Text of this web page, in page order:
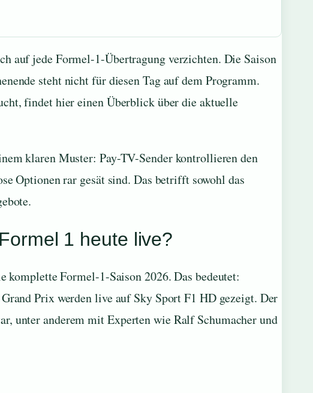
auf jede Formel-1-Übertragung verzichten. Die Saison
steht nicht für diesen Tag auf dem Programm.
findet hier einen Überblick über die aktuelle
klaren Muster: Pay-TV-Sender kontrollieren den
Optionen rar gesät sind. Das betrifft sowohl das
1 heute live?
Formel-1-Saison 2026. Das bedeutet:
Prix werden live auf Sky Sport F1 HD gezeigt. Der
unter anderem mit Experten wie Ralf Schumacher und